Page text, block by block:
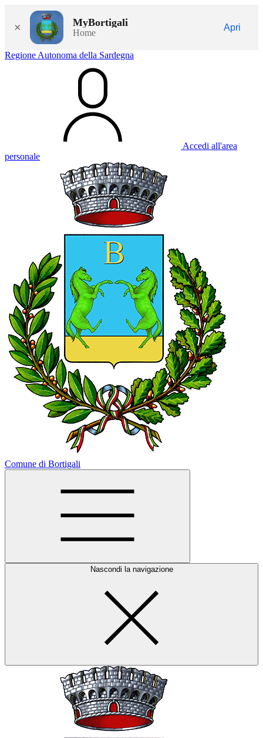
× MyBortigali
Home
Apri
Regione Autonoma della Sardegna
Accedi all'area
personale
Comune di Bortigali
Nascondi la navigazione